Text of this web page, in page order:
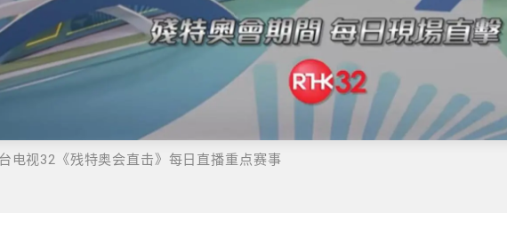
电视32《残特奥会直击》每日直播重点赛事